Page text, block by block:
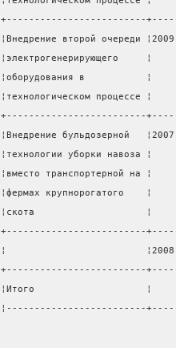
+-------------------------
¦Внедрение второй очереди
¦электрогенерирующего
¦оборудования в
¦технологическом
+-------------------------
¦Внедрение бульдозерной
¦технологии уборки навоза
¦вместо
¦фермах
¦скота                    ¦
+-------------------------
¦                         ¦2008
+-------------------------
¦Итого                    ¦
¦-------------------------